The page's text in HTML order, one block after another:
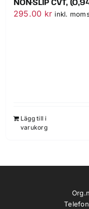
295.00 kr inkl.
Lägg till i
varukorg